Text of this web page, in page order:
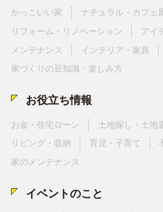
かっこいい家
ナチュラル・カフェ
リフォーム・リノベーション
アイ
メンテナンス
インテリア・家具
家づくりの豆知識・楽しみ方
お役立ち情報
お金・住宅ローン
土地探し・土地
リビング・収納
育児・子育て
家のメンテナンス
イベントのこと